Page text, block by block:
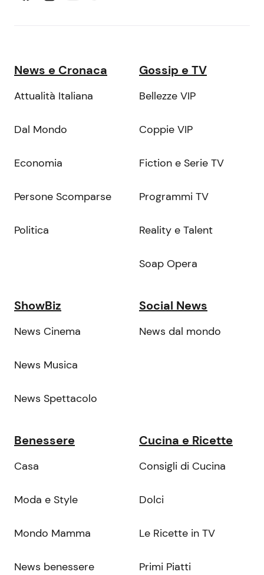
News e Cronaca
Attualità Italiana
Dal Mondo
Economia
Persone Scomparse
Politica
Gossip e TV
Bellezze VIP
Coppie VIP
Fiction e Serie TV
Programmi TV
Reality e Talent
Soap Opera
ShowBiz
News Cinema
News Musica
News Spettacolo
Social News
News dal mondo
Benessere
Casa
Moda e Style
Mondo Mamma
News benessere
Cucina e Ricette
Consigli di Cucina
Dolci
Le Ricette in TV
Primi Piatti